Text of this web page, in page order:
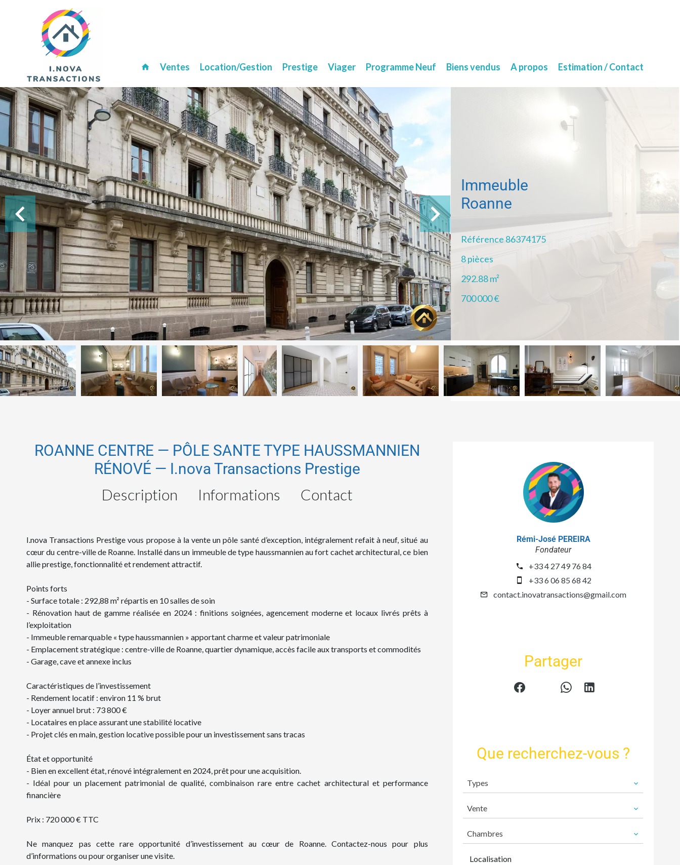
Ventes Location/Gestion Prestige Viager Programme Neuf Biens vendus A propos Estimation / Contact
Immeuble
Roanne
Référence 86374175
8 pièces
292.88m²
700 000 €
ROANNE CENTRE — PÔLE SANTE TYPE HAUSSMANNIEN
RÉNOVÉ — I.nova Transactions Prestige
Description Informations Contact
I.nova Transactions Prestige vous propose à la vente un pôle santé d’exception, intégralement refait à neuf, situé au
cœur du centre-ville de Roanne. Installé dans un immeuble de type haussmannien au fort cachet architectural, ce bien
allie prestige, fonctionnalité et rendement attractif.
Points forts
- Surface totale : 292,88 m² répartis en 10 salles de soin
- Rénovation haut de gamme réalisée en 2024 : finitions soignées, agencement moderne et locaux livrés prêts à
l’exploitation
- Immeuble remarquable « type haussmannien » apportant charme et valeur patrimoniale
- Emplacement stratégique : centre-ville de Roanne, quartier dynamique, accès facile aux transports et commodités
- Garage, cave et annexe inclus
Caractéristiques de l’investissement
- Rendement locatif : environ 11 % brut
- Loyer annuel brut : 73 800 €
- Locataires en place assurant une stabilité locative
- Projet clés en main, gestion locative possible pour un investissement sans tracas
État et opportunité
- Bien en excellent état, rénové intégralement en 2024, prêt pour une acquisition.
- Idéal pour un placement patrimonial de qualité, combinaison rare entre cachet architectural et performance
financière
Prix : 720 000 € TTC
Ne manquez pas cette rare opportunité d’investissement au cœur de Roanne. Contactez-nous pour plus
d’informations ou pour organiser une visite.
Rémi-José PEREIRA
Fondateur
+33 4 27 49 76 84
+33 6 06 85 68 42
contact.inovatransactions@gmail.com
Partager
Que recherchez-vous ?
Types
Vente
Chambres
Localisation